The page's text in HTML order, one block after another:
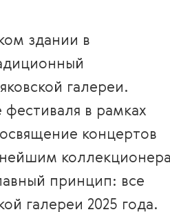
здании в
галереи.
в рамках
концертов
принцип: все
галереи 2025 года.